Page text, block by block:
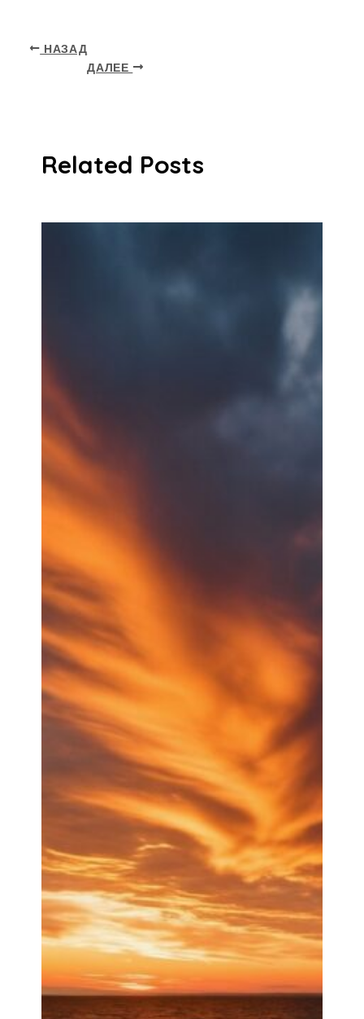
НАЗАД
ДАЛЕЕ
Related Posts